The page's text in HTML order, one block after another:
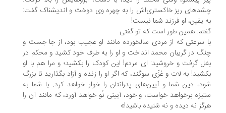
چشم‌های ریز خاکستری‌اش را به چهره وی دوخت و اندیشناک گفت:
به یقین، او فرزند شما نیست!
گفتم: همین طور است که تو گفتی
با سرعتی که از مردی سالخورده مانند او عجیب بود، از جا جست و
چنگ در گریبان محمد انداخت و او را به طرف خود کشید و محکم در
بغل گرفت و خروشید: ای مردم! این کودک را بکشید؛ و مرا هم با او
بکشید! به لات و عُزّی سوگند، که اگر او را زنده و آزاد بگذارید تا بزرگ
شود، دین شما و آیین‌های پدرانتان را خوار خواهد کرد. با شما به
ستیزه برخواهد خواست، و خود، آیینی نُو خواهد آورد، که مانند آن را
هرگز نه دیده و نه شنیده باشید!»